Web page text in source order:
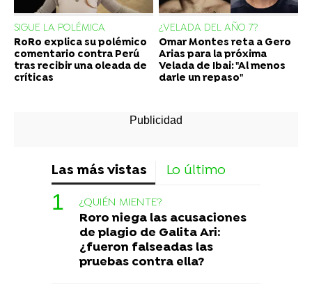
SIGUE LA POLÉMICA
RoRo explica su polémico
comentario contra Perú
tras recibir una oleada de
críticas
¿VELADA DEL AÑO 7?
Omar Montes reta a Gero
Arias para la próxima
Velada de Ibai: "Al menos
darle un repaso"
Las más vistas Lo último
¿QUIÉN MIENTE?
Roro niega las acusaciones
de plagio de Galita Ari:
¿fueron falseadas las
pruebas contra ella?